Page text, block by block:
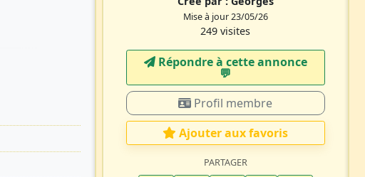
Mise à jour 23/05/26
249 visites
Répondre à cette annonce
💬​
Profil membre
Ajouter aux favoris
PARTAGER